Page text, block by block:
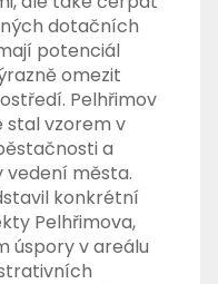
dotačních
potenciál
omezit
Pelhřimov
stal vzorem v
a
vedení města.
konkrétní
Pelhřimova,
úspory v areálu